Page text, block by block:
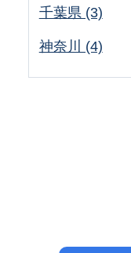
千葉県 (3)
神奈川 (4)